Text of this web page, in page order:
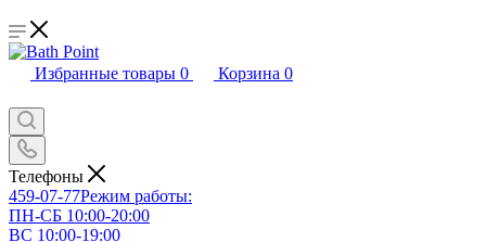
Избранные товары 0 Корзина 0
Телефоны
459-07-77Режим работы:
ПН-СБ 10:00-20:00
ВС 10:00-19:00